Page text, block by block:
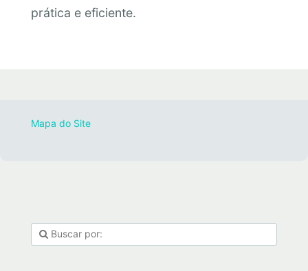
prática e eficiente.
Mapa do Site